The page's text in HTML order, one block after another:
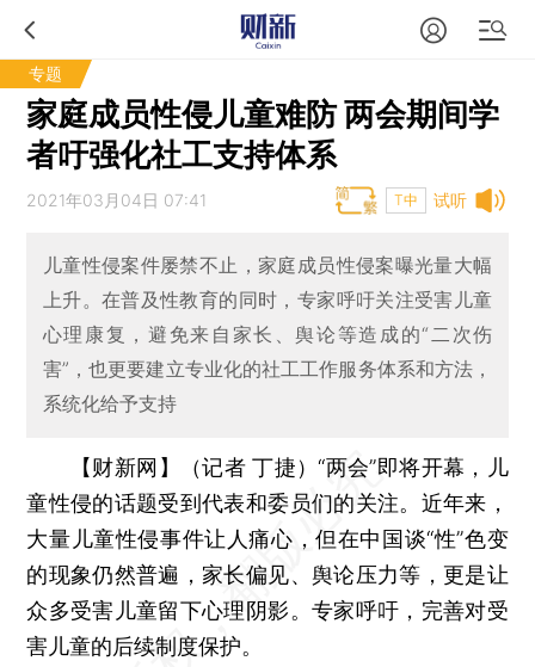
专题
家庭成员性侵儿童难防 两会期间学
者吁强化社工支持体系
试听
2021年03月04日 07:41 T中
儿童性侵案件屡禁不止，家庭成员性侵案曝光量大幅
上升。在普及性教育的同时，专家呼吁关注受害儿童
心理康复，避免来自家长、舆论等造成的“二次伤
害”，也更要建立专业化的社工工作服务体系和方法，
系统化给予支持
【财新网】（记者 丁捷）“两会”即将开幕，儿
童性侵的话题受到代表和委员们的关注。近年来，
大量儿童性侵事件让人痛心，但在中国谈“性”色变
的现象仍然普遍，家长偏见、舆论压力等，更是让
众多受害儿童留下心理阴影。专家呼吁，完善对受
害儿童的后续制度保护。